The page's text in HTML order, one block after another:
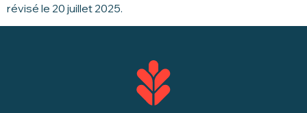
révisé le 20 juillet 2025.